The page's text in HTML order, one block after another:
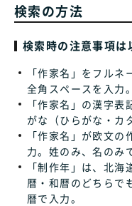
検索の方法
検索時の注意事項は
「作家名」をフル
全角スペースを入力
「作家名」の漢字
がな（ひらがな・カ
「作家名」が欧文
力。姓のみ、名のみ
「制作年」は、北
暦・和暦のどちらで
暦で入力。